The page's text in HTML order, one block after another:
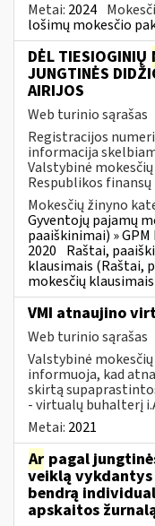
Metai: 2024
lošimų mokesčio
DĖL TIESIOGINIŲ
JUNGTINĖS
AIRIJOS
Web turinio sąrašas
Registracijos
informacija
Valstybinė
Respublikos
Mokesčių žinyno
Gyventojų pajamų
paaiškinimai) »
2020 Raštai,
klausimais (Raštai,
mokesčių
VMI atnaujino
Web turinio sąrašas
Valstybinė
informuoja, kad
skirtą
- virtualų buhalterį
Metai: 2021
Ar pagal
veiklą
bendrą
apskaitos